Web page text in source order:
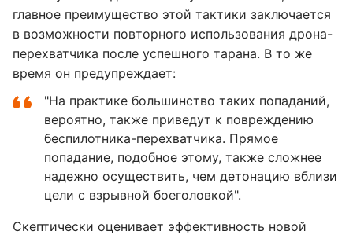
главное преимущество этой тактики заключается
в возможности повторного использования дрона-
перехватчика после успешного тарана. В то же
время он предупреждает:
"На практике большинство таких попаданий,
вероятно, также приведут к повреждению
беспилотника-перехватчика. Прямое
попадание, подобное этому, также сложнее
надежно осуществить, чем детонацию вблизи
цели с взрывной боеголовкой".
Скептически оценивает эффективность новой